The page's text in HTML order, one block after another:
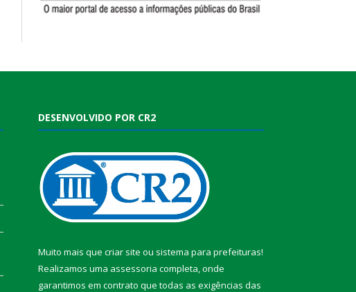
DESENVOLVIDO POR CR2
Muito mais que criar site ou sistema para prefeituras!
Realizamos uma assessoria completa, onde
garantimos em contrato que todas as exigências das